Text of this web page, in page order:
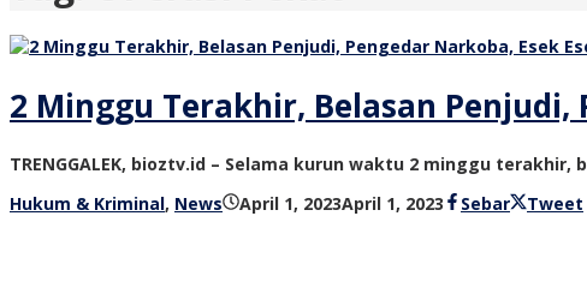
2 Minggu Terakhir, Belasan Penjudi,
TRENGGALEK, bioztv.id – Selama kurun waktu 2 minggu
Hukum & Kriminal, News April 1, 2023April 1, 2023 olehSebar Tweet